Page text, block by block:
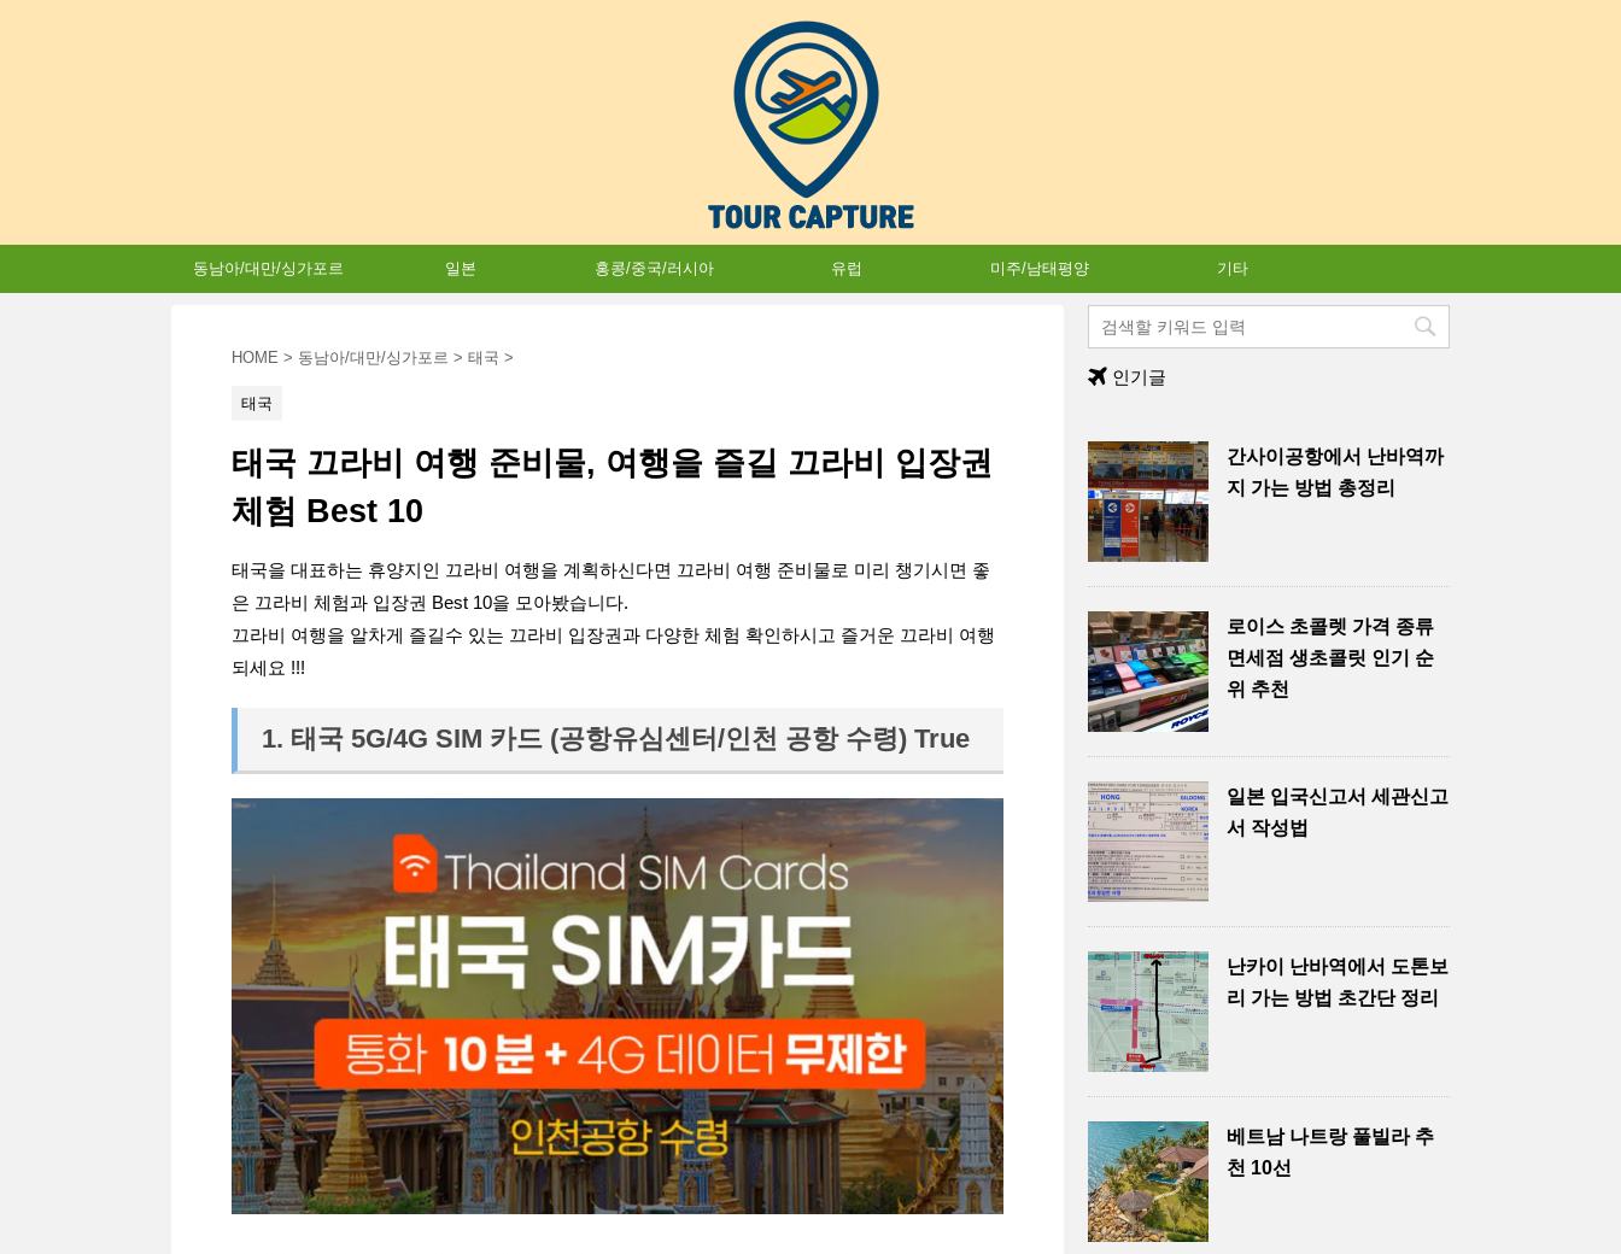
동남아/대만/싱가포르 일본 홍콩/중국/러시아 유럽 미주/남태평양 기타
HOME > 동남아/대만/싱가포르 > 태국 >
태국
태국 끄라비 여행 준비물, 여행을 즐길 끄라비 입장권
체험 Best 10
태국을 대표하는 휴양지인 끄라비 여행을 계획하신다면 끄라비 여행 준비물로 미리 챙기시면 좋
은 끄라비 체험과 입장권 Best 10을 모아봤습니다.
끄라비 여행을 알차게 즐길수 있는 끄라비 입장권과 다양한 체험 확인하시고 즐거운 끄라비 여행
되세요 !!!
1. 태국 5G/4G SIM 카드 (공항유심센터/인천 공항 수령) True
인기글
간사이공항에서 난바역까
지 가는 방법 총정리
로이스 초콜렛 가격 종류
면세점 생초콜릿 인기 순
위 추천
일본 입국신고서 세관신고
서 작성법
난카이 난바역에서 도톤보
리 가는 방법 초간단 정리
베트남 나트랑 풀빌라 추
천 10선